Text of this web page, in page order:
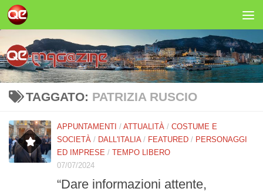
Salta al contenuto
TAGGATO: PATRIZIA RUSCIO
APPUNTAMENTI / ATTUALITÀ / COSTUME E
SOCIETÀ / DALL'ITALIA/ FEATURED / PERSONAGGI
ED IMPRESE / TEMPO LIBERO
07/07/2024
“Dare informazioni attente,